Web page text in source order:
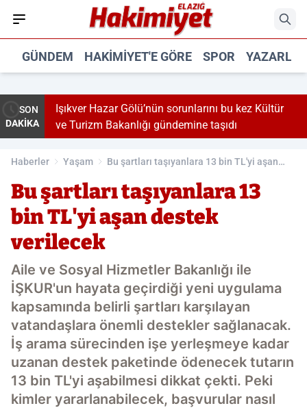
GÜNDEM HAKIMIYET'E GÖRE SPOR
SON
DAKİKA
Hazar Gölü’nün sorunlarını bu kez Kültür
Bakanlığı gündemine taşıdı
Camdan
Haberler Yaşam
Bu şartları taşıyanlara 13 bin TL'yi aşan
Bu şartları taşıyanlara 13
bin TL'yi aşan destek
verilecek
Aile ve Sosyal Hizmetler Bakanlığı ile
İŞKUR'un hayata geçirdiği yeni uygulama
kapsamında belirli şartları karşılayan
vatandaşlara önemli destekler sağlanacak.
İş arama sürecinden işe yerleşmeye kadar
uzanan destek paketinde ödenecek tutarın
13 bin TL'yi aşabilmesi dikkat çekti. Peki
kimler yararlanabilecek, başvurular nasıl